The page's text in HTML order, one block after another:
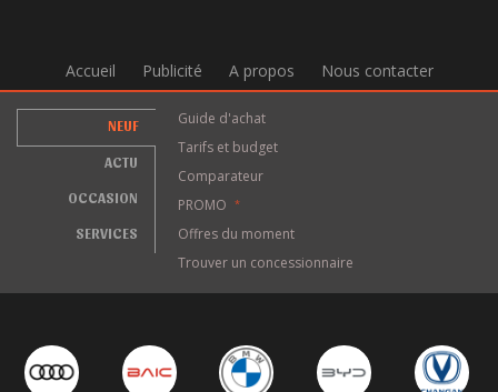
Accueil Publicité A propos Nous contacter
NEUF
ACTU
OCCASION
SERVICES
Guide d'achat
Tarifs et budget
Comparateur
PROMO
*
Offres du moment
Trouver un concessionnaire